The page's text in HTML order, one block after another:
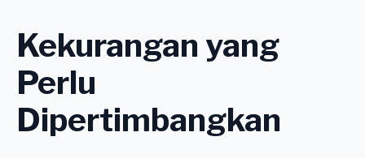
Kekurangan yang
Perlu
Dipertimbangkan